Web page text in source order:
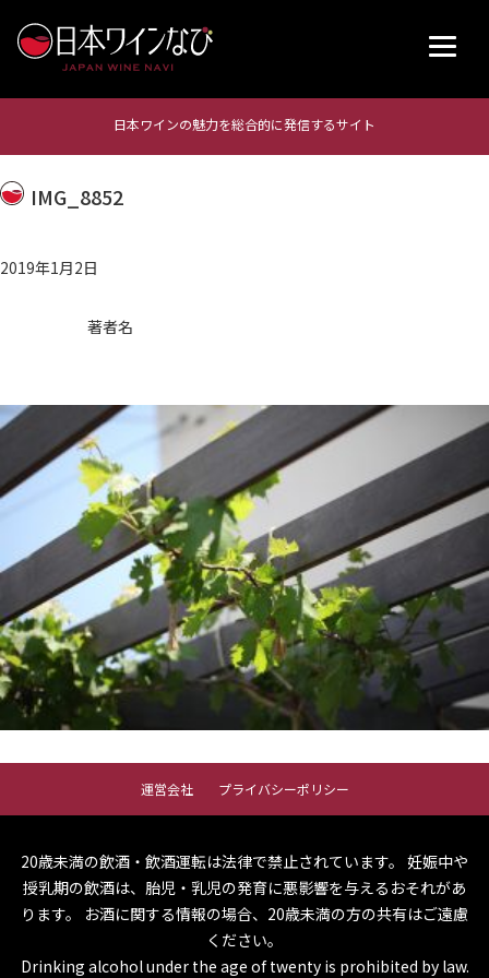
日本ワインの魅力を総合的に発信するサイト
IMG_8852
2019年1月2日
著者名
運営会社 プライバシーポリシー
20歳未満の飲酒・飲酒運転は法律で禁止されています。 妊娠中や
授乳期の飲酒は、胎児・乳児の発育に悪影響を与えるおそれがあ
ります。
お酒に関する情報の場合、20歳未満の方の共有はご遠慮
ください。
Drinking alcohol under the age of twenty is prohibited by law.